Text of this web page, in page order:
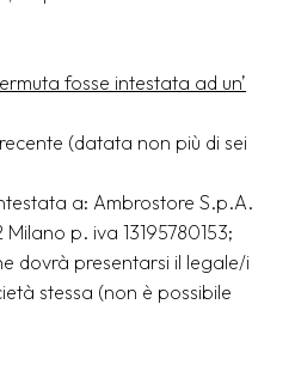
fosse intestata ad un’
(datata non più di sei
a: Ambrostore S.p.A.
Milano p. iva 13195780153;
presentarsi il legale/i
stessa (non è possibile